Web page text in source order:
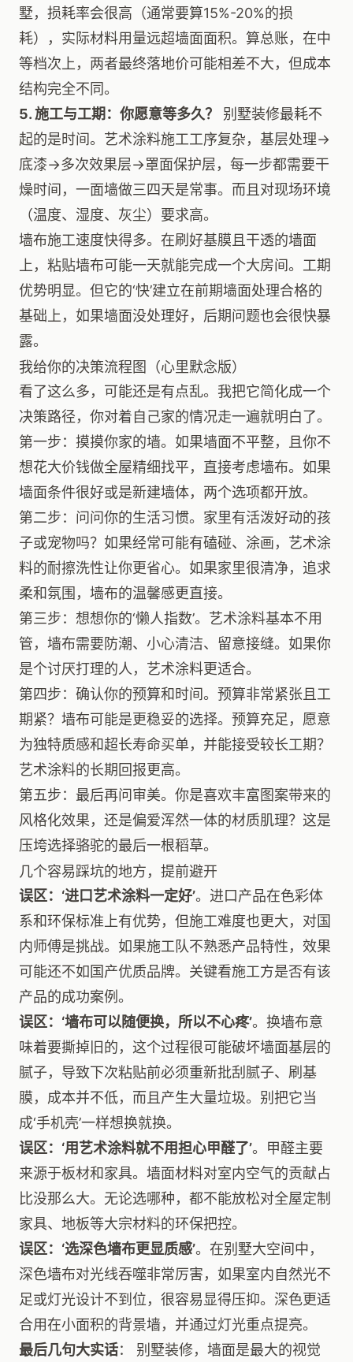
墅，损耗率会很高（通常要算15%-20%的损
耗），实际材料用量远超墙面面积。算总账，在中
等档次上，两者最终落地价可能相差不大，但成本
结构完全不同。
5. 施工与工期：你愿意等多久？
别墅装修最耗不
起的是时间。艺术涂料施工工序复杂，基层处理→
底漆→多次效果层→罩面保护层，每一步都需要干
燥时间，一面墙做三四天是常事。而且对现场环境
（温度、湿度、灰尘）要求高。
墙布施工速度快得多。在刷好基膜且干透的墙面
上，粘贴墙布可能一天就能完成一个大房间。工期
优势明显。但它的‘快’建立在前期墙面处理合格的
基础上，如果墙面没处理好，后期问题也会很快暴
露。
我给你的决策流程图（心里默念版）
看了这么多，可能还是有点乱。我把它简化成一个
决策路径，你对着自己家的情况走一遍就明白了。
第一步：摸摸你家的墙。如果墙面不平整，且你不
想花大价钱做全屋精细找平，直接考虑墙布。如果
墙面条件很好或是新建墙体，两个选项都开放。
第二步：问问你的生活习惯。家里有活泼好动的孩
子或宠物吗？如果经常可能有磕碰、涂画，艺术涂
料的耐擦洗性让你更省心。如果家里很清净，追求
柔和氛围，墙布的温馨感更直接。
第三步：想想你的‘懒人指数’。艺术涂料基本不用
管，墙布需要防潮、小心清洁、留意接缝。如果你
是个讨厌打理的人，艺术涂料更适合。
第四步：确认你的预算和时间。预算非常紧张且工
期紧？墙布可能是更稳妥的选择。预算充足，愿意
为独特质感和超长寿命买单，并能接受较长工期？
艺术涂料的长期回报更高。
第五步：最后再问审美。你是喜欢丰富图案带来的
风格化效果，还是偏爱浑然一体的材质肌理？这是
压垮选择骆驼的最后一根稻草。
几个容易踩坑的地方，提前避开
误区：‘进口艺术涂料一定好’。进口产品在色彩体
系和环保标准上有优势，但施工难度也更大，对国
内师傅是挑战。如果施工队不熟悉产品特性，效果
可能还不如国产优质品牌。关键看施工方是否有该
产品的成功案例。
误区：‘墙布可以随便换，所以不心疼’。换墙布意
味着要撕掉旧的，这个过程很可能破坏墙面基层的
腻子，导致下次粘贴前必须重新批刮腻子、刷基
膜，成本并不低，而且产生大量垃圾。别把它当
成‘手机壳’一样想换就换。
误区：‘用艺术涂料就不用担心甲醛了’。甲醛主要
来源于板材和家具。墙面材料对室内空气的贡献占
比没那么大。无论选哪种，都不能放松对全屋定制
家具、地板等大宗材料的环保把控。
误区：‘选深色墙布更显质感’。在别墅大空间中，
深色墙布对光线吞噬非常厉害，如果室内自然光不
足或灯光设计不到位，很容易显得压抑。深色更适
合用在小面积的背景墙，并通过灯光重点提亮。
最后几句大实话： 别墅装修，墙面是最大的视觉